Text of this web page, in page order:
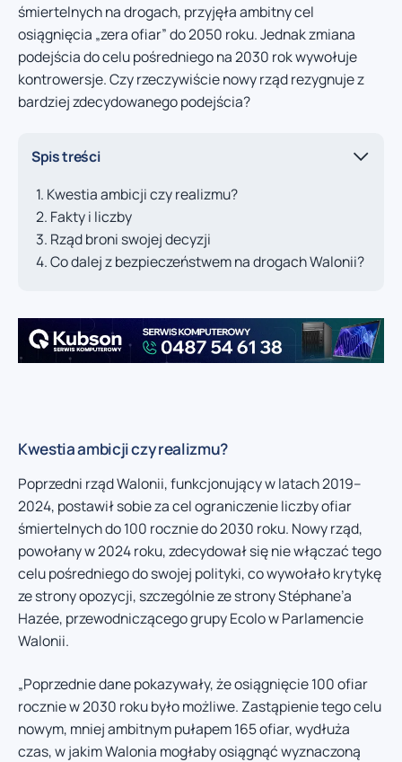
śmiertelnych na drogach, przyjęła ambitny cel
osiągnięcia „zera ofiar” do 2050 roku. Jednak zmiana
podejścia do celu pośredniego na 2030 rok wywołuje
kontrowersje. Czy rzeczywiście nowy rząd rezygnuje z
bardziej zdecydowanego podejścia?
Spis treści
Kwestia ambicji czy realizmu?
Fakty i liczby
Rząd broni swojej decyzji
Co dalej z bezpieczeństwem na drogach Walonii?
Kwestia ambicji czy realizmu?
Poprzedni rząd Walonii, funkcjonujący w latach 2019–
2024, postawił sobie za cel ograniczenie liczby ofiar
śmiertelnych do 100 rocznie do 2030 roku. Nowy rząd,
powołany w 2024 roku, zdecydował się nie włączać tego
celu pośredniego do swojej polityki, co wywołało krytykę
ze strony opozycji, szczególnie ze strony Stéphane’a
Hazée, przewodniczącego grupy Ecolo w Parlamencie
Walonii.
„Poprzednie dane pokazywały, że osiągnięcie 100 ofiar
rocznie w 2030 roku było możliwe. Zastąpienie tego celu
nowym, mniej ambitnym pułapem 165 ofiar, wydłuża
czas, w jakim Walonia mogłaby osiągnąć wyznaczoną